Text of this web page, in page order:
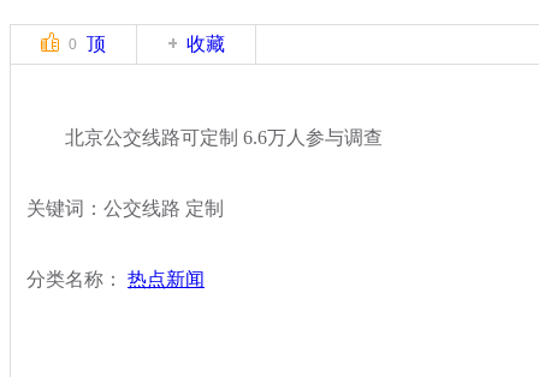
0 顶 收藏
北京公交线路可定制 6.6万人参与调查
关键词：公交线路 定制
分类名称： 热点新闻